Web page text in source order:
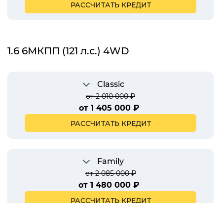
РАССЧИТАТЬ КРЕДИТ
1.6 6МКПП (121 л.с.) 4WD
Classic
от 2 010 000 ₽
от 1 405 000 ₽*
РАССЧИТАТЬ КРЕДИТ
Family
от 2 085 000 ₽
от 1 480 000 ₽
РАССЧИТАТЬ КРЕДИТ